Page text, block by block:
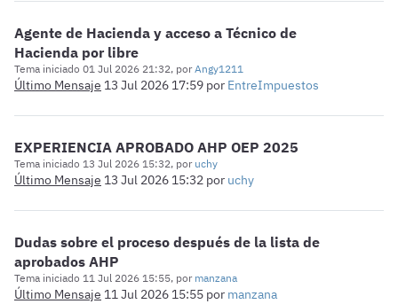
Agente de Hacienda y acceso a Técnico de
Hacienda por libre
Tema iniciado 01 Jul 2026 21:32, porAngy1211
Último Mensaje 13 Jul 2026 17:59 por EntreImpuestos
EXPERIENCIA APROBADO AHP OEP 2025
Tema iniciado 13 Jul 2026 15:32, por uchy
Último Mensaje 13 Jul 2026 15:32 por uchy
Dudas sobre el proceso después de la lista de
aprobados AHP
Tema iniciado 11 Jul 2026 15:55, por manzana
Último Mensaje 11 Jul 2026 15:55 por manzana